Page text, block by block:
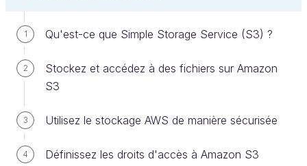
1 Qu'est-ce que Simple Storage Service (S3) ?
2
Stockez et accédez à des fichiers sur Amazon
S3
3 Utilisez le stockage AWS de manière sécurisée
4 Définissez les droits d'accès à Amazon S3
bord de facturation” :